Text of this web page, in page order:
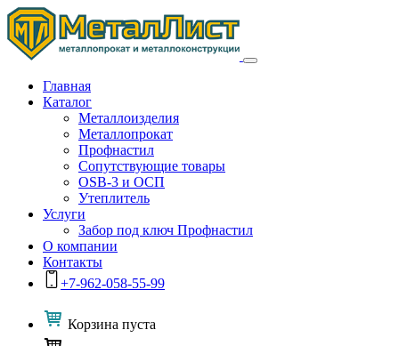
Главная
Каталог
Металлоизделия
Металлопрокат
Профнастил
Сопутствующие товары
OSB-3 и ОСП
Утеплитель
Услуги
Забор под ключ Профнастил
О компании
Контакты
+7-962-058-55-99
Корзина пуста